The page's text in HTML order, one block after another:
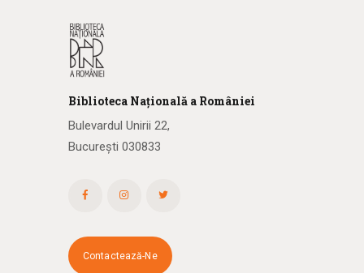
Biblioteca Națională a României
Bulevardul Unirii 22,
București 030833
Contactează-Ne